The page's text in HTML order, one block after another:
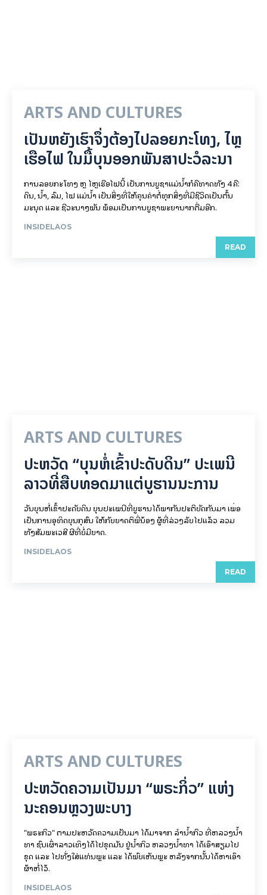
ARTS AND CULTURES
ເປັນ​ຫຍັງ​ເຮົາ​ຈຶ່ງ​ຕ້ອງ​ໄປລອຍ​ກະ​ໂທງ, ໄຫຼ​
ເຮືອ​ໄຟ ໃນ​ມື້​​ບຸນ​ອອກ​ພັນ​ສາ​ປະ​ວໍ​ລະ​ນາ
ການລອຍ​ກະ​ໂທງ ຫຼື ໄຫຼເຮືອໄຟນີ້ ເປັນການບູຊາແມ່ນໍ້າກໍຄືທາດທັງ 4 ຄື:
ດິນ, ນໍ້າ, ລົມ, ໄຟ ແມ່ນໍ້າ ເປັນສິ່ງທີ່ໃຫ້ຄຸນຄ່າຕໍ່ທຸກສິ່ງທີ່ມີຊີວິດເປັນຕົ້ນ
ມະນຸດ ແລະ ຊີວະນາໆພັນ ພ້ອມເປັນການບູຊາພະຍານາກຕື່ມອີກ.
INSIDELAOS
READ
ARTS AND CULTURES
ປະຫວັດ “ບຸນຫໍ່ເຂົ້າປະດັບດິນ” ປະເພນີ
ລາວທີ່ສືບທອດມາແຕ່ບູຮານນະການ
ວັນບຸນຫໍ່ເຂົ້າປະດັບດິນ ບຸນປະເພນີທີ່ບູຮານໄດ້ພາກັນປະຕິບັດກັນມາ ເພື່ອ
ເປັນການອຸທິດບຸນກຸສົນ ໃຫ້ກັບຍາດຕິພີ່ນ້ອງ ຜູ້ທີ່ລ່ວງລັບໄປແລ້ວ ລວມ
ທັງສັມພະເວສີ ຜີທີ່ບໍ່ມີຍາດ.
INSIDELAOS
READ
ARTS AND CULTURES
ປະຫວັດຄວາມເປັນມາ “ພຣະກິ່ວ” ແຫ່ງ
ນະຄອນຫຼວງພະບາງ
"ພຣະກິວ" ຕາມປະຫວັດຄວາມເປັນມາ ໄດ້ມາຈາກ ລຳນ້ຳກິວ ທີ່ຫລວງນ້ຳ
ທາ ຊົນເຜົ່າລາວເທິງໄດ້ໄປຂຸດມັນ ຢູ່ນ້ຳກິວ ຫລວງນ້ຳທາ ໄດ້ເອົາສຽມໄປ
ຂຸດ ແລະ ໄປທັ່ງໃສ່ແທ່ນພຼະ ແລະ ໄດ້ພົບເຫັນພຼະ ຫລັງຈາກນັ້ນໄດ້ຫາເອົາ
ຜ້າຫໍ່ໄວ້.
INSIDELAOS